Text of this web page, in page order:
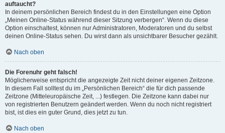
auftaucht?
In deinem persönlichen Bereich findest du in den Einstellungen eine Option
„Meinen Online-Status während dieser Sitzung verbergen“. Wenn du diese
Option einschaltest, können nur Administratoren, Moderatoren und du selbst
deinen Online-Status sehen. Du wirst dann als unsichtbarer Besucher gezählt.
Nach oben
Die Forenuhr geht falsch!
Möglicherweise entspricht die angezeigte Zeit nicht deiner eigenen Zeitzone.
In diesem Fall solltest du im „Persönlichen Bereich“ die für dich passende
Zeitzone (Mitteleuropäische Zeit, ...) festlegen. Die Zeitzone kann dabei nur
von registrierten Benutzern geändert werden. Wenn du noch nicht registriert
bist, ist dies ein guter Grund, dies jetzt zu tun.
Nach oben